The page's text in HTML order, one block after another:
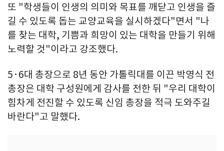
또 "학생들이 인생의 의미와 목표를 깨닫고 인생을 즐
길 수 있도록 돕는 교양교육을 실시하겠다"면서 "나
를 찾는 대학, 기쁨과 희망이 있는 대학을 만들기 위해
노력할 것"이라고 강조했다.
5·6대 총장으로 8년 동안 가톨릭대를 이끈 박영식 전
총장은 대학 구성원에게 감사를 전한 뒤 "우리 대학이
힘차게 전진할 수 있도록 신임 총장을 적극 도와주길
바란다"고 말했다.